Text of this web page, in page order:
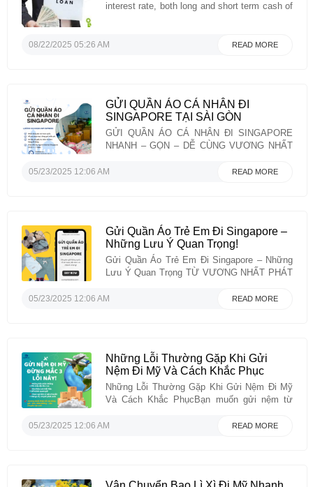
interest rate, both long and short term cash of
and transfer . contact (WhatsApp) number
08/22/2025 05:26 AM READ MORE
GỬI QUẦN ÁO CÁ NHÂN ĐI
SINGAPORE TẠI SÀI GÒN
GỬI QUẦN ÁO CÁ NHÂN ĐI SINGAPORE
NHANH – GỌN – DỄ CÙNG VƯƠNG NHẤT
Singapore du lịch, du học hoặc thăm thân?
05/23/2025 12:06 AM READ MORE
Gửi Quần Áo Trẻ Em Đi Singapore –
Những Lưu Ý Quan Trọng!
Gửi Quần Áo Trẻ Em Đi Singapore – Những
Lưu Ý Quan Trọng TỪ VƯƠNG NHẤT PHÁT
sống, làm việc tại Singapore và muốn gửi
05/23/2025 12:06 AM READ MORE
Những Lỗi Thường Gặp Khi Gửi
Nệm Đi Mỹ Và Cách Khắc Phục
Những Lỗi Thường Gặp Khi Gửi Nệm Đi Mỹ
Và Cách Khắc PhụcBạn muốn gửi nệm từ
đơn giản, nhưng thực tế có không ít khách
05/23/2025 12:06 AM READ MORE